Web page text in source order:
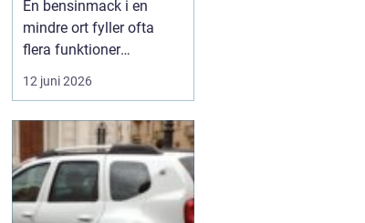
En bensinmack i en
mindre ort fyller ofta
flera funktioner
samtidigt. I Särna, mitt i
norra Dalarna, blir
knutpunkt för både
ortsbor och
genomresande. Här
handlar det om mer än
12 juni 2026